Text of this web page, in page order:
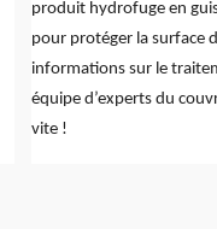
produit hydrofuge en
pour protéger la surface
informations sur le
équipe d’experts du
vite !